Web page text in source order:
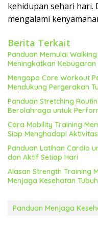
kehidupan sehari hari.
mengalami
Berita Terkait
Panduan Memulai
Meningkatkan Kebugaran
Mengapa Core Workout
Mendukung Pergerakan
Panduan Stretching
Berolahraga untuk
Cara Mobility Training
Siap Menghadapi
Panduan Latihan Cardio
dan Aktif Setiap Hari
Alasan Strength Training
Menjaga Kesehatan Tubuh
Panduan Menjaga